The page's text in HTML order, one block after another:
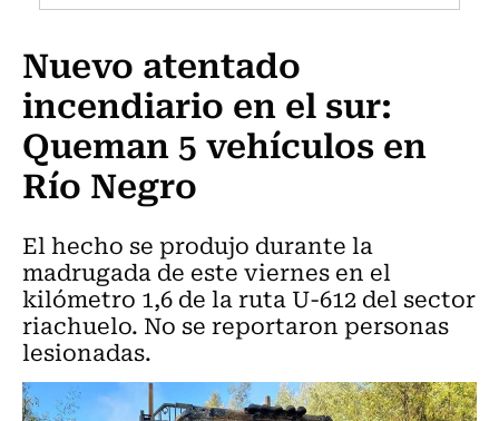
Programas Radio y TV Usach
Nuevo atentado
incendiario en el sur:
Queman 5 vehículos en
Río Negro
El hecho se produjo durante la
madrugada de este viernes en el
kilómetro 1,6 de la ruta U-612 del sector
riachuelo. No se reportaron personas
lesionadas.